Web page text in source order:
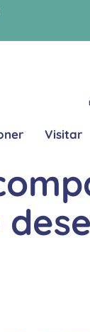
Visitar